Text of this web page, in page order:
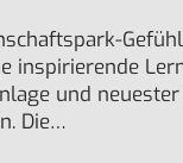
inspirierende
und
Die…